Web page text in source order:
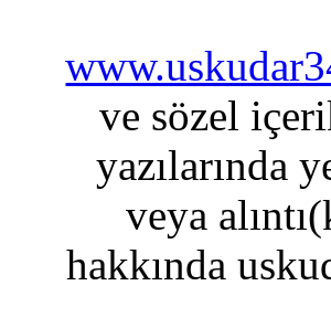
ve sözel
yazılarında
veya
hakkında